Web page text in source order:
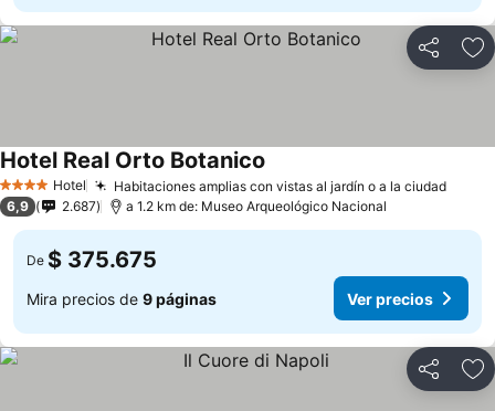
Compartir
4 EstrellasHotel Habitaciones amplias con vistas al jardín o a la ciudadVer
Hotel Real Orto Botanico
6,9 2.687 a 1.2 km de: Museo Arqueológico Nacional
De $ 375.675
Mira precios de 9 páginas Ver precios
Compartir